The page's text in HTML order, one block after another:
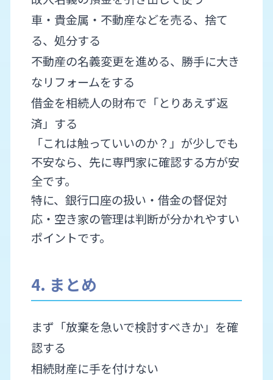
車・貴金属・不動産などを売る、捨て
る、処分する
不動産の名義変更を進める、勝手に大き
なリフォームをする
借金を相続人の財布で「とりあえず返
済」する
「これは触っていいのか？」が少しでも
不安なら、先に専門家に確認する方が安
全です。
特に、銀行口座の扱い・借金の督促対
応・空き家の管理は判断が分かれやすい
ポイントです。
4. まとめ
まず「放棄を急いで検討すべきか」を確
認する
相続財産に手を付けない